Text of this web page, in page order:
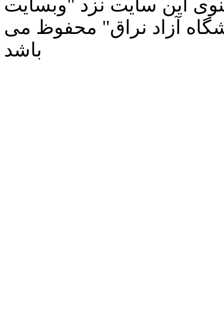
این سایت نزد "وبسایت
آزاد نراق" محفوظ می
باشد